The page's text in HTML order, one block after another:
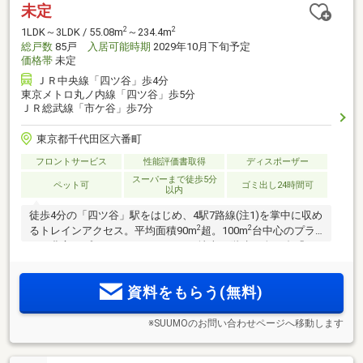
未定
1LDK～3LDK / 55.08m2 ～234.4m2
総戸数 85戸 入居可能時期 2029年10月下旬予定
価格帯 未定
ＪＲ中央線「四ツ谷」歩4分
東京メトロ丸ノ内線「四ツ谷」歩5分
ＪＲ総武線「市ケ谷」歩7分
東京都千代田区六番町
フロントサービス 性能評価書取得 ディスポーザー
ペット可
スーパーまで徒歩5分
以内
ゴミ出し24時間可
徒歩4分の「四ツ谷」駅をはじめ、4駅7路線(注1)を掌中に収め
るトレインアクセス。平均面積90m2超。100m2台中心のプラ
資料をもらう(無料)
※SUUMOのお問い合わせページへ移動します